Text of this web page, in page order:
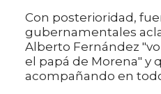
Con posterioridad,
gubernamentales
Alberto Fernández
el papá de Morena" y
acompañando en